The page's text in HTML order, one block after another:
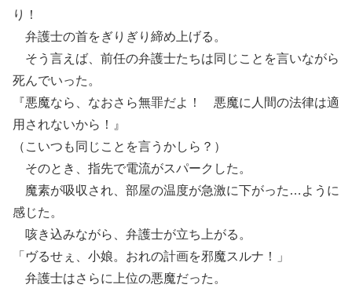
り！
弁護士の首をぎりぎり締め上げる。
そう言えば、前任の弁護士たちは同じことを言いながら
死んでいった。
『悪魔なら、なおさら無罪だよ！ 悪魔に人間の法律は適
用されないから！』
（こいつも同じことを言うかしら？）
そのとき、指先で電流がスパークした。
魔素が吸収され、部屋の温度が急激に下がった…ように
感じた。
咳き込みながら、弁護士が立ち上がる。
「ヴるせぇ、小娘。おれの計画を邪魔スルナ！」
弁護士はさらに上位の悪魔だった。